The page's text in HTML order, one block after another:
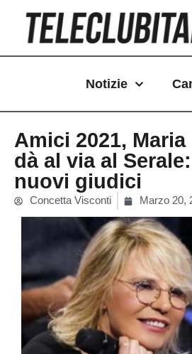
contenuto
Notizie
Amici 2021,
dà al via al
nuovi giudici
Concetta Visconti Marzo 20,